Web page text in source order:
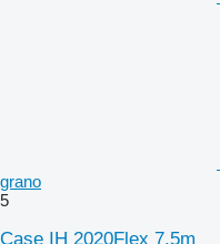
grano
5
Case IH 2020Flex 7.5m